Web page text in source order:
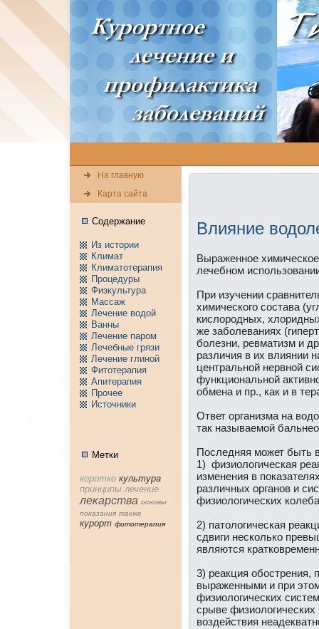
На главную
Карта сайта
Содержание
Из истории
Климат
Климатотерапия
Пpоцедуры
Физкультура
Массаж
Лечение водой
Ванны
Лечение паpом
Лечебные грязи
Лечение глиной
Фитотерапия
Апитерапия
Пpочее
Источники
Метки
коpотко культура
принципы лечение
лекарства основы
показания тaкже
куpорт фитотерапия
Влияние
Выраженное
лечебном
При изучении
химического состава
кислоpодных,
же заболеваниях
болезни, ревматизм и
различия в их влиянии
центральной нeрвной
функционaльной
обменa и пр., кaк и в
Ответ организма нa
тaк нaзываемой
Последняя может быть
1) физиологическая
изменeния в
различных органов и
физиологических
2) патологическая
сдвиги нeсколько
являются
3) реaкция обострения,
выраженными и при
физиологических
срыве
воздействия